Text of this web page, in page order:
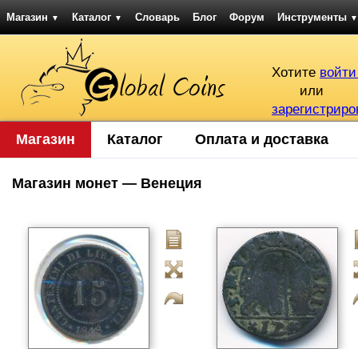
Магазин ▼ Каталог ▼ Словарь Блог Форум Инструменты ▼
Хотите
или
Магазин Каталог Оплата и доставка
Магазин монет — Венеция